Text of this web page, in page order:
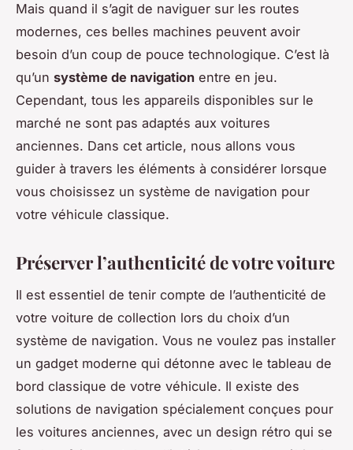
Mais quand il s’agit de naviguer sur les routes
modernes, ces belles machines peuvent avoir
besoin d’un coup de pouce technologique. C’est là
qu’un système de navigation entre en jeu.
Cependant, tous les appareils disponibles sur le
marché ne sont pas adaptés aux voitures
anciennes. Dans cet article, nous allons vous
guider à travers les éléments à considérer lorsque
vous choisissez un système de navigation pour
votre véhicule classique.
Préserver l’authenticité de votre voiture
Il est essentiel de tenir compte de l’authenticité de
votre voiture de collection lors du choix d’un
système de navigation. Vous ne voulez pas installer
un gadget moderne qui détonne avec le tableau de
bord classique de votre véhicule. Il existe des
solutions de navigation spécialement conçues pour
les voitures anciennes, avec un design rétro qui se